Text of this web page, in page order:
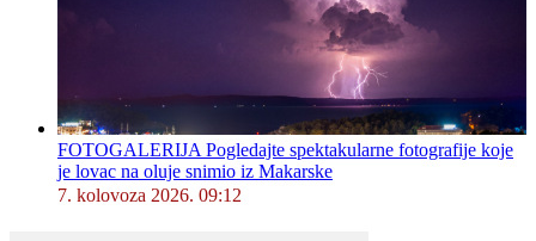
FOTOGALERIJA Pogledajte spektakularne fotografije koje
je lovac na oluje snimio iz Makarske
7. kolovoza 2026. 09:12